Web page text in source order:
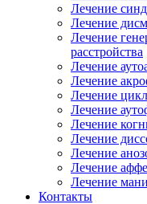
Лечение
Лечение
Лечение
расстройства
Лечение
Лечение
Лечение
Лечение
Лечение
Лечение
Лечение
Лечение
Лечение
Контакты